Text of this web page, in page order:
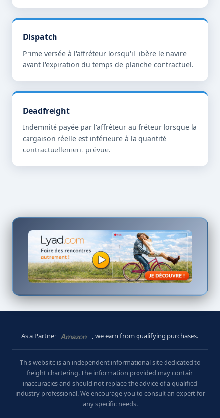
Dispatch
Prime versée à l'affréteur lorsqu'il libère le navire
avant l'expiration du temps de planche contractuel.
Deadfreight
Indemnité payée par l'affréteur au fréteur lorsque la
cargaison réelle est inférieure à la quantité
contractuellement prévue.
As a Partner , we earn from qualifying purchases.
This website is an independent informational site dedicated to
freight chartering. The information provided may contain
inaccuracies and should not replace the advice of a qualified
industry professional. We encourage you to consult an expert for
any specific needs.